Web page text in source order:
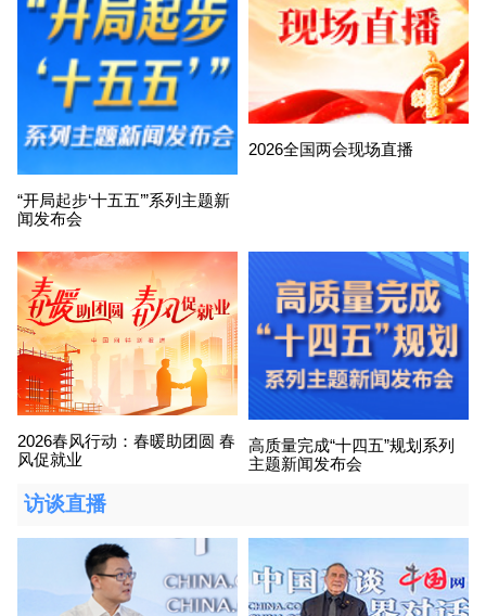
“开局起步‘十五五’”系列主题新
闻发布会
2026全国两会现场直播
2026春风行动：春暖助团圆 春
风促就业
高质量完成“十四五”规划系列
主题新闻发布会
访谈直播